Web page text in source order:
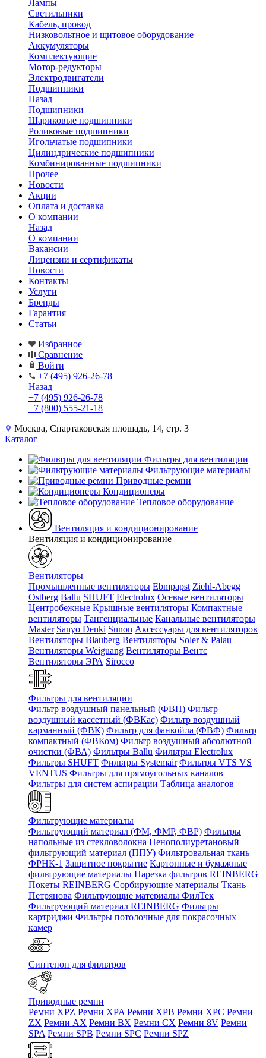
Лампы
Светильники
Кабель, провод
Низковольтное и щитовое оборудование
Аккумуляторы
Комплектующие
Мотор-редукторы
Электродвигатели
Подшипники
Назад
Подшипники
Шариковые подшипники
Роликовые подшипники
Игольчатые подшипники
Цилиндрические подшипники
Комбинированные подшипники
Прочее
Новости
Акции
Оплата и доставка
О компании
Назад
О компании
Вакансии
Лицензии и сертификаты
Новости
Контакты
Услуги
Бренды
Гарантия
Статьи
Избранное
Сравнение
Войти
+7 (495) 926-26-78
Назад
+7 (495) 926-26-78
+7 (800) 555-21-18
Москва, Спартаковская площадь, 14, стр. 3
Каталог
Фильтры для вентиляции
Фильтрующие материалы
Приводные ремни
Кондиционеры
Тепловое оборудование
Вентиляция и кондиционирование
Вентиляция и кондиционирование
Вентиляторы
Промышленные вентиляторы Ebmpapst Ziehl-Abegg
Ostberg Ballu SHUFT Electrolux Осевые вентиляторы
Центробежные Крышные вентиляторы Компактные
вентиляторы Тангенциальные Канальные вентиляторы
Master Sanyo Denki Sunon Аксессуары для вентиляторов
Вентиляторы Blauberg Вентиляторы Soler & Palau
Вентиляторы Weiguang Вентиляторы Вентс
Вентиляторы ЭРА Sirocco
Фильтры для вентиляции
Фильтр воздушный панельный (ФВП) Фильтр
воздушный кассетный (ФВКас) Фильтр воздушный
карманный (ФВК) Фильтр для фанкойла (ФВФ) Фильтр
компактный (ФВКом) Фильтр воздушный абсолютной
очистки (ФВА) Фильтры Ballu Фильтры Electrolux
Фильтры SHUFT Фильтры Systemair Фильтры VTS VS
VENTUS Фильтры для прямоугольных каналов
Фильтры для систем аспирации Таблица аналогов
Фильтрующие материалы
Фильтрующий материал (ФМ, ФМР, ФВР) Фильтры
напольные из стекловолокна Пенополиуретановый
фильтрующий материал (ППУ) Фильтровальная ткань
ФРНК-1 Защитное покрытие Картонные и бумажные
фильтрующие материалы Нарезка фильтров REINBERG
Покеты REINBERG Сорбирующие материалы Ткань
Петрянова Фильтрующие материалы ФилТек
Фильтрующий материал REINBERG Фильтры
картриджи Фильтры потолочные для покрасочных
камер
Синтепон для фильтров
Приводные ремни
Ремни XPZ Ремни XPA Ремни XPB Ремни XPC Ремни
ZX Ремни AX Ремни BX Ремни CX Ремни 8V Ремни
SPA Ремни SPB Ремни SPC Ремни SPZ